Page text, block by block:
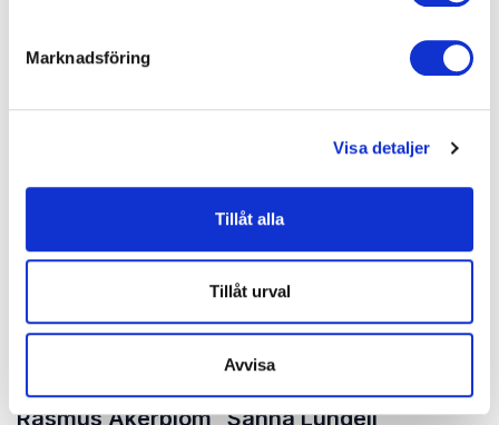
Marknadsföring
Visa detaljer
Tillåt alla
Tillåt urval
Avvisa
Parisa Amiri
insiktsfulla perspektiv på
Per Brinkemo
tankeväckande föreläsning
om klansamhällen,
integration och mötet
mellan klan och stat.
Rasmus Åkerblom Sanna Lundell